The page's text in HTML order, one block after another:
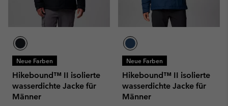
Neue Farben
Hikebound™ II isolierte
wasserdichte Jacke für
Männer
Neue Farben
Hikebound™ II isolierte
wasserdichte Jacke für
Männer